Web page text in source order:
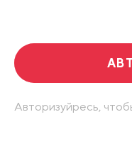
Авторизуйресь,